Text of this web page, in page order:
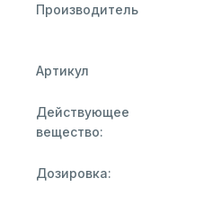
Производитель
Артикул
Действующее
вещество:
Дозировка: